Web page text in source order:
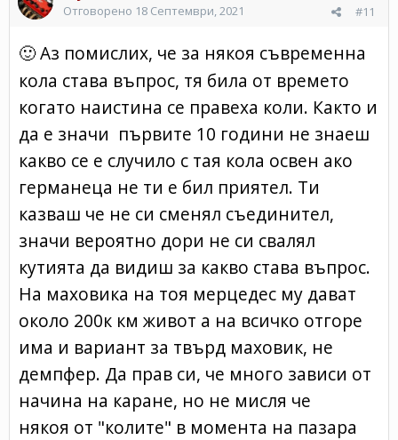
#11
Отговорено 18 Септември, 2021
🙂Аз помислих, че за някоя съвременна
кола става въпрос, тя била от времето
когато наистина се правеха коли. Както и
да е значи първите 10 години не знаеш
какво се е случило с тая кола освен ако
германеца не ти е бил приятел. Ти
казваш че не си сменял съединител,
значи вероятно дори не си свалял
кутията да видиш за какво става въпрос.
На маховика на тоя мерцедес му дават
около 200к км живот а на всичко отгоре
има и вариант за твърд маховик, не
демпфер. Да прав си, че много зависи от
начина на каране, но не мисля че
някоя от "колите" в момента на пазара